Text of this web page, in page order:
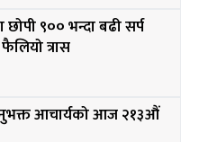
९०० भन्दा बढी सर्प
त्रास
आचार्यको आज २१३औं